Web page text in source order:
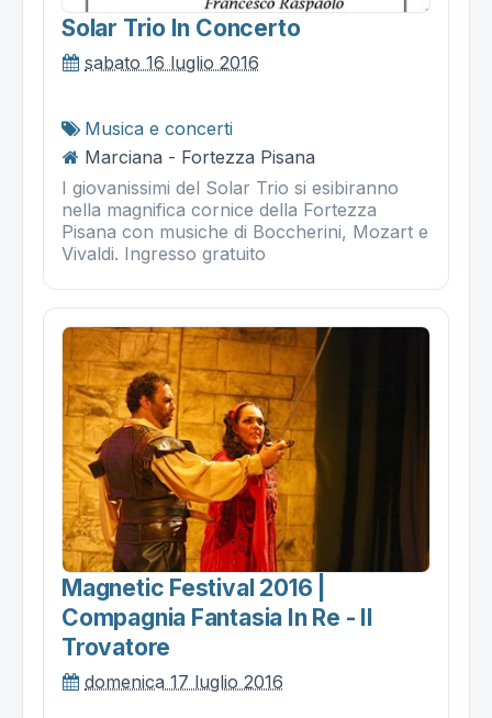
Solar Trio In Concerto
sabato 16 luglio 2016
Musica e concerti
Marciana - Fortezza Pisana
I giovanissimi del Solar Trio si esibiranno
nella magnifica cornice della Fortezza
Pisana con musiche di Boccherini, Mozart e
Vivaldi. Ingresso gratuito
Magnetic Festival 2016 |
Compagnia Fantasia In Re - Il
Trovatore
domenica 17 luglio 2016